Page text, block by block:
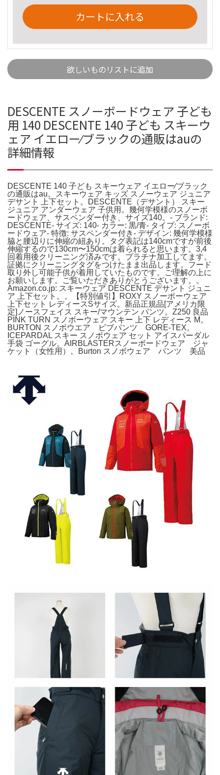
カートに入れる
欲しいものリストに追加
DESCENTE スノーボードウェア 子ども
用 140 DESCENTE 140 子ども スキーウ
ェア イエロー⁄ブラックの通販はauの
詳細情報
DESCENTE 140 子ども スキーウェア イエロー⁄ブラック
の通販はau。スキーウェア キッズ スノーウェア ジュニア
デサント 上下セット。DESCENTE（デサント） スキー
ジュニア アンダーウェア 子供用。幾何学模様のスノーボ
ードウェア、サスペンダー付き、サイズ140。- ブランド:
DESCENTE- サイズ: 140- カラー: 黒/青- タイプ: スノーボ
ードウェア- 特徴: サスペンダー付き- デザイン: 幾何学模様
脇と腰辺りに伸縮の紐あり。タグ表記は140cmですが前後
伸縮するので130cm〜150cmは着られると思います。3,4
回着用後クリーニング済みです。プラチナ加工してます。
証拠にクリーニングタグをつけたまま出品します。フード
取り外し可能子供が着用していたものです。ご理解の上に
お願いします。ご覧いただきありがとうございます。。
Amazon.co.jp: スキーウェア DESCENTE デサント ジュニ
ア 上下セット。。【特別値引】ROXY スノーボーウェア
上下セット レディースSサイズ。新品正規品[アメリカ限
定]ノースフェイス スキー/マウンテン パンツ。Z250 良品
PINK TURN スノボーウェア スキー 上下 レディース M。
BURTON スノボウエア ビブパンツ GORE-TEX。
ICEPARDAL スキー スノボウェア セット アイスパーダル
手袋 ゴーグル。AIRBLASTERスノーボードウェア ジャ
ケット（女性用）。Burton スノボウェア パンツ 美品